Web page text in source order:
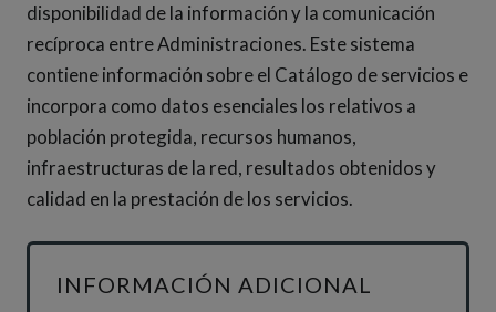
disponibilidad de la información y la comunicación
recíproca entre Administraciones. Este sistema
contiene información sobre el Catálogo de servicios e
incorpora como datos esenciales los relativos a
población protegida, recursos humanos,
infraestructuras de la red, resultados obtenidos y
calidad en la prestación de los servicios.
INFORMACIÓN ADICIONAL